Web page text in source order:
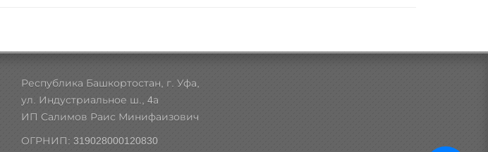
Республика Башкортостан, г. Уфа,
ул. Индустриальное ш., 4а
ИП Салимов Раис Минифаизович
ОГРНИП: 319028000120830